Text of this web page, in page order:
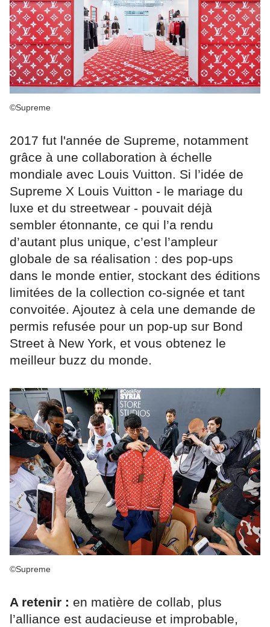
©Supreme
2017 fut l'année de Supreme, notamment
grâce à une collaboration à échelle
mondiale avec Louis Vuitton. Si l’idée de
Supreme X Louis Vuitton - le mariage du
luxe et du streetwear - pouvait déjà
sembler étonnante, ce qui l’a rendu
d’autant plus unique, c’est l’ampleur
globale de sa réalisation : des pop-ups
dans le monde entier, stockant des éditions
limitées de la collection co-signée et tant
convoitée. Ajoutez à cela une demande de
permis refusée pour un pop-up sur Bond
Street à New York, et vous obtenez le
meilleur buzz du monde.
©Supreme
A retenir : en matière de collab, plus
l’alliance est audacieuse et improbable,